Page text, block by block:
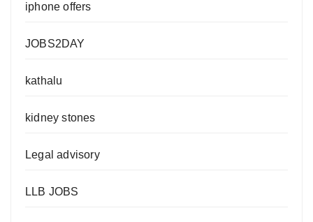
iphone offers
JOBS2DAY
kathalu
kidney stones
Legal advisory
LLB JOBS